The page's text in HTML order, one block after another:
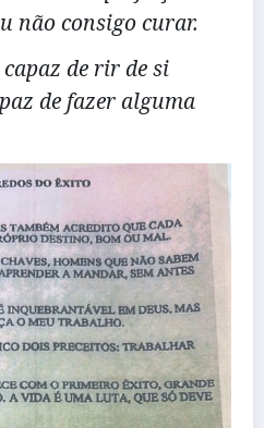
não consigo curar.
de rir de si
de fazer alguma